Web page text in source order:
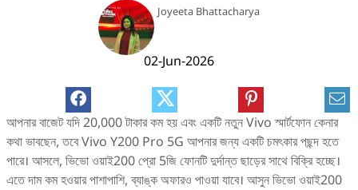
Joyeeta Bhattacharya
02-Jun-2026
আপনার বাজেট যদি 20,000 টাকার কম হয় এবং একটি নতুন Vivo স্মার্টফোন কেনার
কথা ভাবছেন, তবে Vivo Y200 Pro 5G আপনার জন্য একটি চমৎকার পছন্দ হতে
পারে। আসলে, ভিভো ওয়াই200 প্রো 5জি ফোনটি দুর্দান্ত ছাড়ের সাথে বিক্রি হচ্ছে।
এতে দাম কম হওয়ার পাশাপাশি, ব্যাঙ্ক অফারও পাওয়া যাবে। আসুন ভিভো ওয়াই200